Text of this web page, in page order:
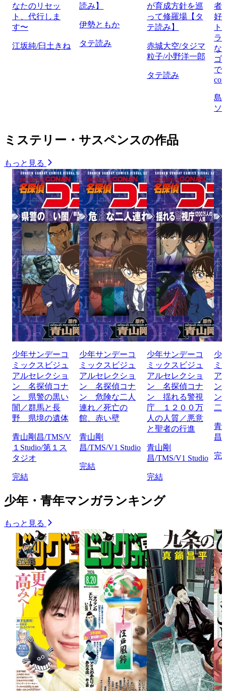
なたのリセッ
ト、代行しま
す〜
江坂純/臼土きね
読み】
伊勢ともか
タテ読み
が育成方針を巡
って修羅場【タ
テ読み】
赤城大空/タジマ
粒子/小野洋一郎
タテ読み
者
好
ト
ラ
な
ゴ
で
島
ソ
ミステリー・サスペンスの作品
もっと見る
少年サンデーコ
ミックスビジュ
アルセレクショ
ン 名探偵コナ
ン 県警の黒い
闇／群馬と長
野 県境の遺体
青山剛昌/TMS/V
１Studio/第１ス
タジオ
完結
少年サンデーコ
ミックスビジュ
アルセレクショ
ン 名探偵コナ
ン 危険な二人
連れ／死亡の
館、赤い壁
青山剛
昌/TMS/V1 Studio
完結
少年サンデーコ
ミックスビジュ
アルセレクショ
ン 名探偵コナ
ン 揺れる警視
庁 １２００万
人の人質／悪意
と聖者の行進
青山剛
昌/TMS/V1 Studio
完結
少
ミ
ア
ン
ン
二
青
昌
完
少年・青年マンガランキング
もっと見る